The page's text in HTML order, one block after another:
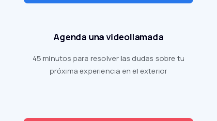
Agenda una videollamada
45 minutos para resolver las dudas sobre tu
próxima experiencia en el exterior